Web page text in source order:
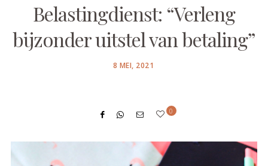
Belastingdienst: “Verleng
bijzonder uitstel van betaling”
POSTED
8 MEI, 2021
0